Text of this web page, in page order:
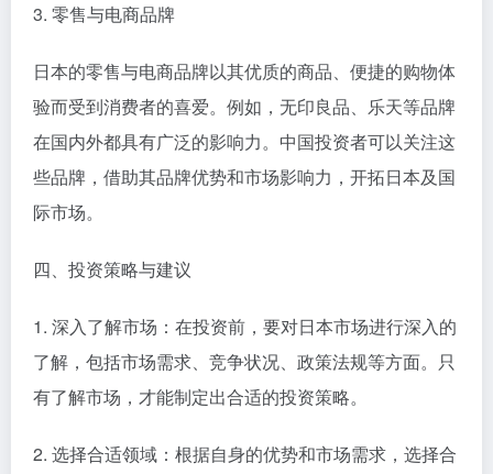
3. 零售与电商品牌
日本的零售与电商品牌以其优质的商品、便捷的购物体
验而受到消费者的喜爱。例如，无印良品、乐天等品牌
在国内外都具有广泛的影响力。中国投资者可以关注这
些品牌，借助其品牌优势和市场影响力，开拓日本及国
际市场。
四、投资策略与建议
1. 深入了解市场：在投资前，要对日本市场进行深入的
了解，包括市场需求、竞争状况、政策法规等方面。只
有了解市场，才能制定出合适的投资策略。
2. 选择合适领域：根据自身的优势和市场需求，选择合